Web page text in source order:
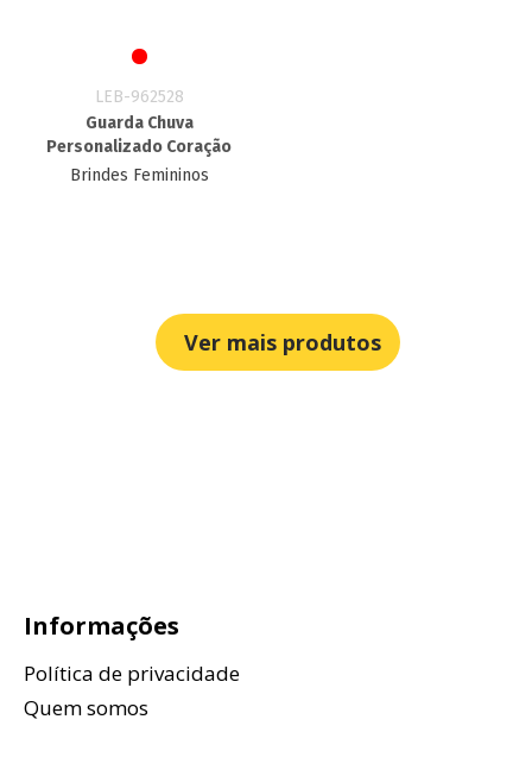
LEB-962528
Guarda Chuva
Personalizado Coração
Brindes Femininos
Ver mais produtos
Informações
Política de privacidade
Quem somos